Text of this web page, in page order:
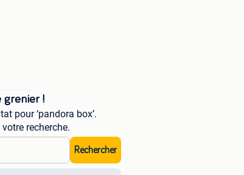
grenier !
pour ‘pandora box’.
recherche.
Rechercher